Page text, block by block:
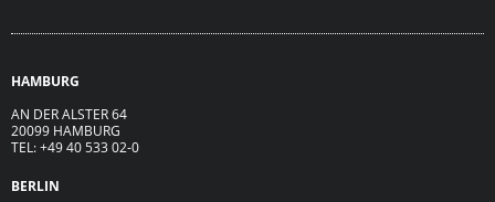
HAMBURG
AN DER ALSTER 64
20099 HAMBURG
TEL: +49 40 533 02-0
BERLIN